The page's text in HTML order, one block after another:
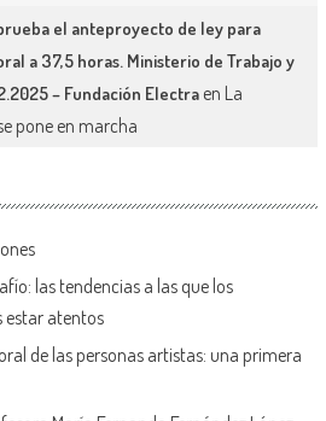
el anteproyecto de ley para
a 37,5 horas. Ministerio de Trabajo y
– Fundación Electraen La
pone en marcha
las tendencias a las que los
estar atentos
de las personas artistas: una primera